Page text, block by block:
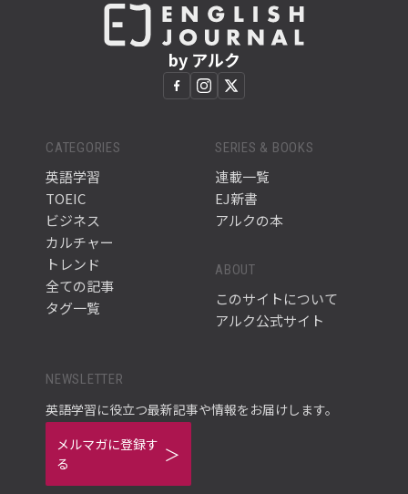
by アルク
CATEGORIES
英語学習
TOEIC
ビジネス
カルチャー
トレンド
全ての記事
タグ一覧
SERIES & BOOKS
連載一覧
EJ新書
アルクの本
ABOUT
このサイトについて
アルク公式サイト
NEWSLETTER
英語学習に役立つ最新記事や情報をお届けします。
メルマガに登録す
る